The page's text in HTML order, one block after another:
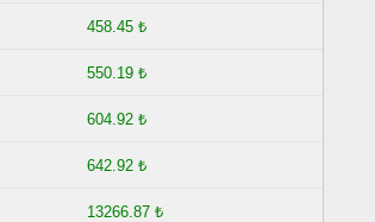
458.45 ₺
550.19 ₺
604.92 ₺
642.92 ₺
13266.87 ₺